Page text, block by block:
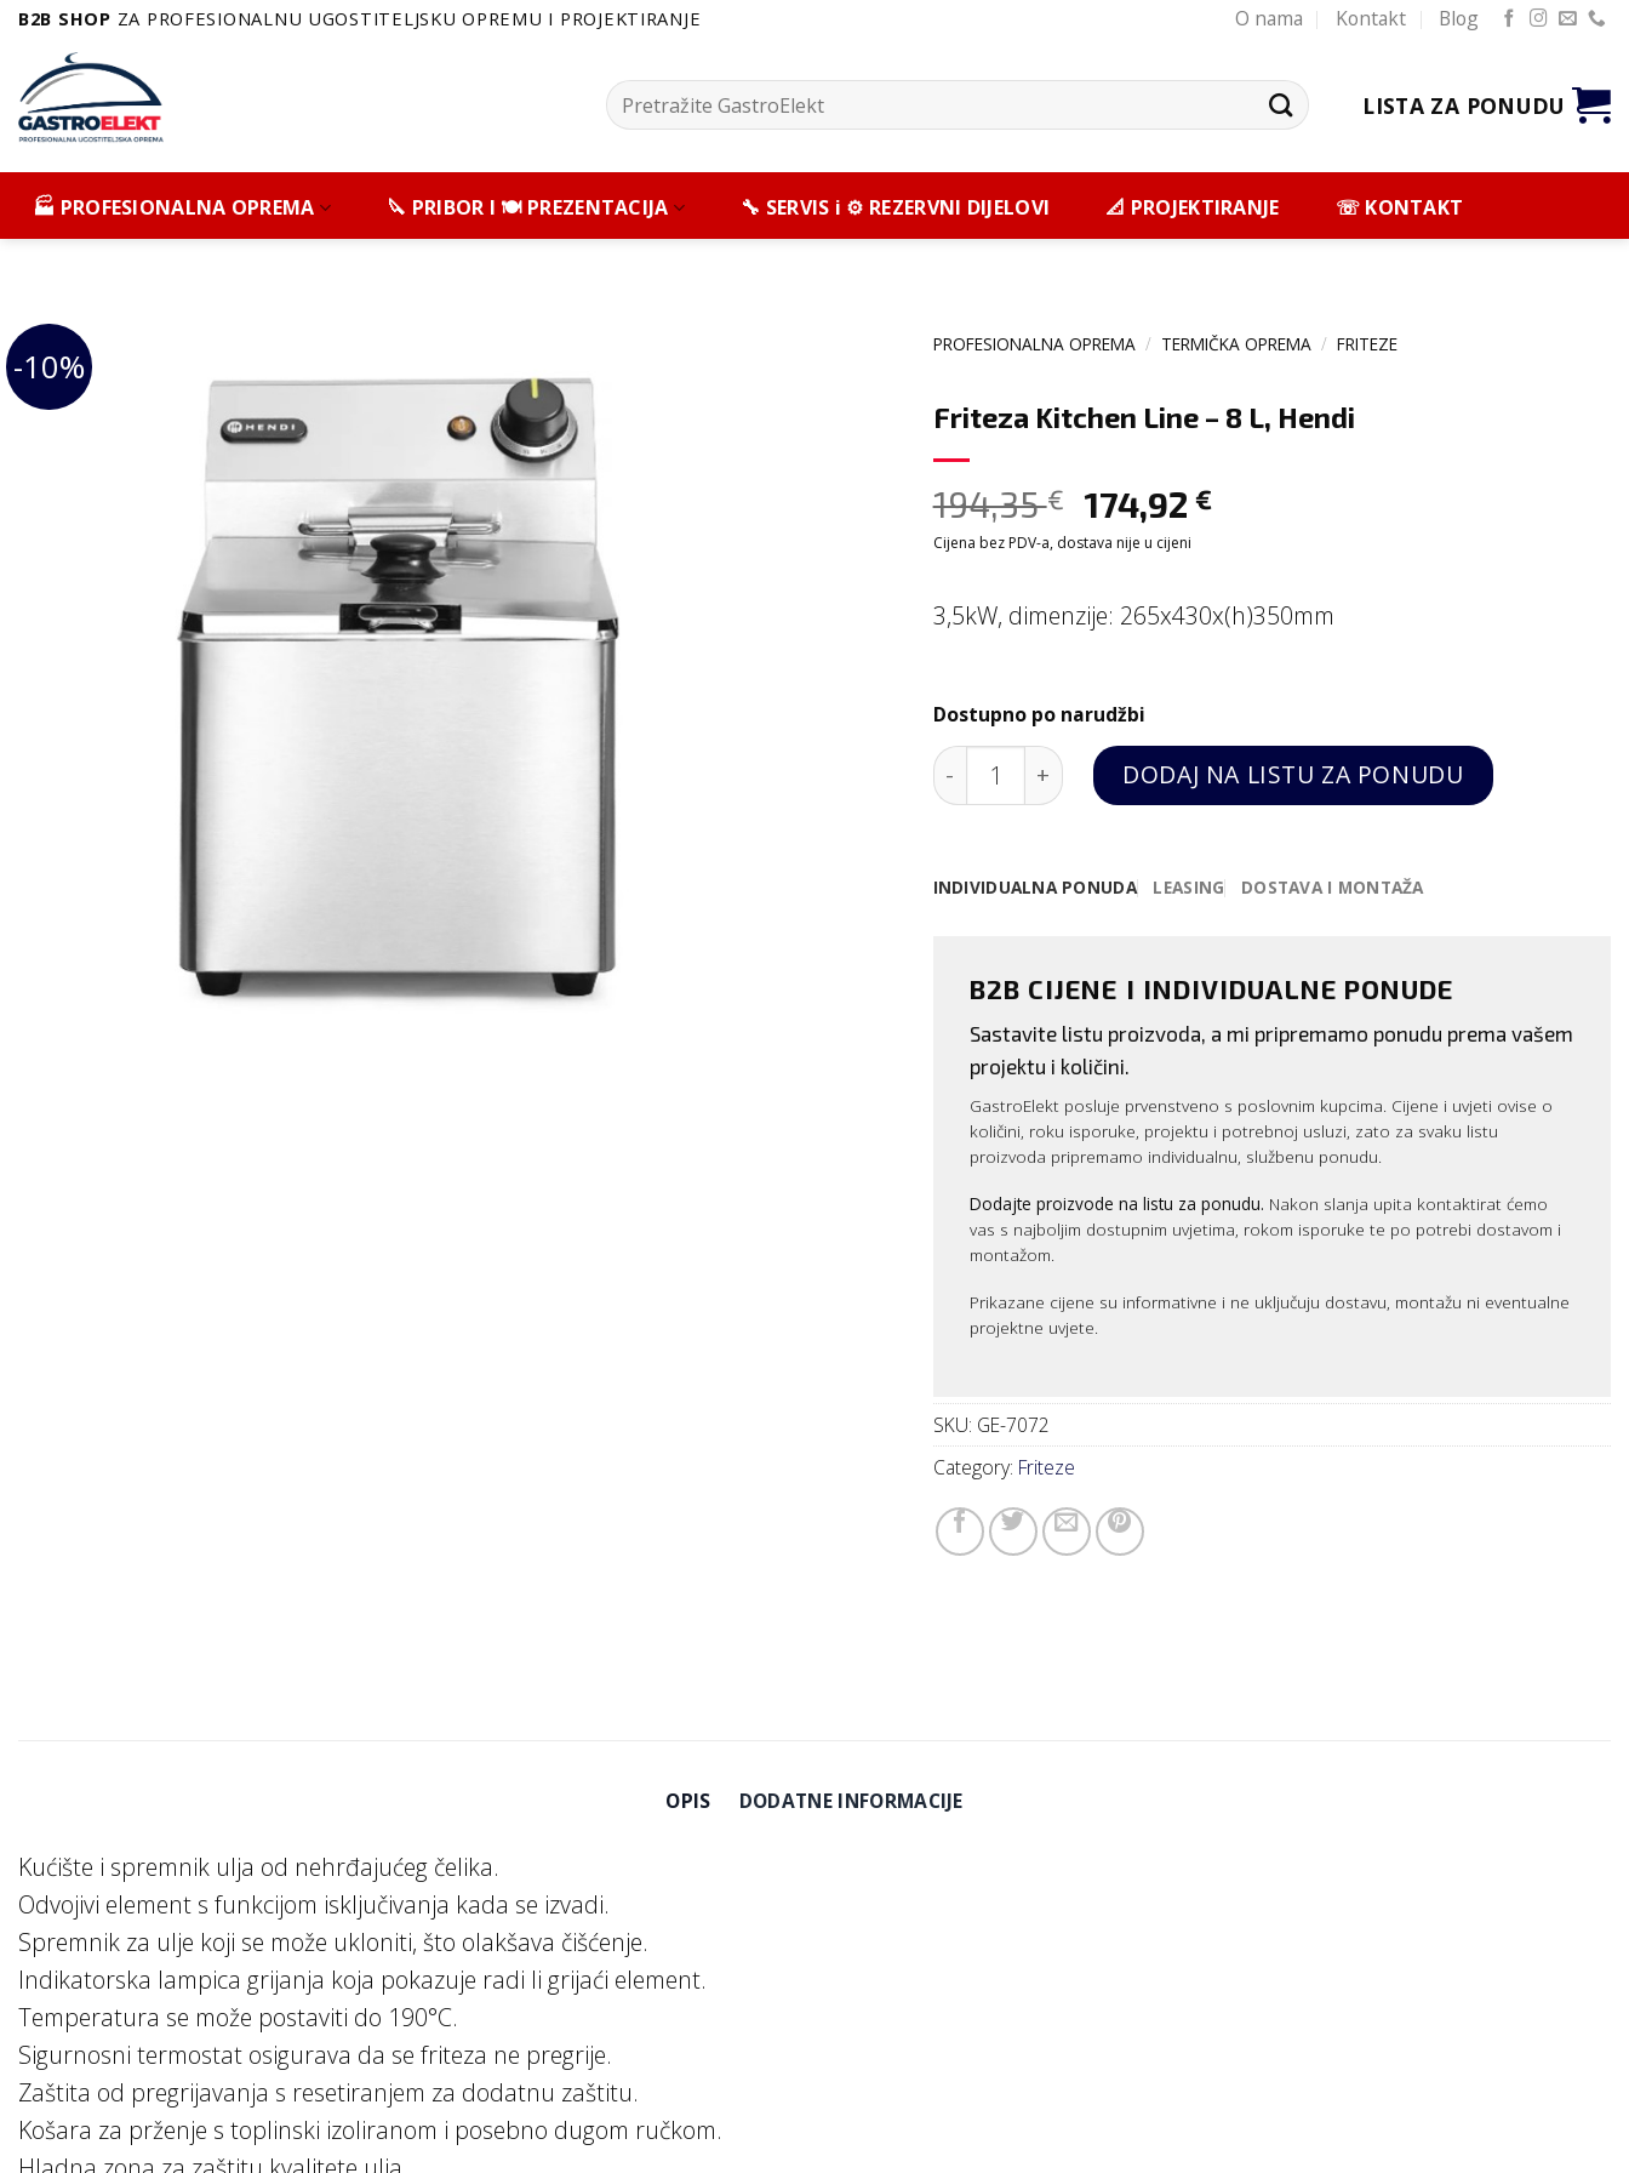
Skip
content
B2B SHOP ZA PROFESIONALNU UGOSTITELJSKU OPREMU I PROJEKTIRANJE O nama Kontakt Blog
Pretražite: LISTA ZA PONUDU
🏭 PROFESIONALNA OPREMA 🔪 PRIBOR I 🍽️ PREZENTACIJA 🔧 SERVIS i ⚙️ REZERVNI DIJELOVI 📐 PROJEKTIRANJE ☏ KONTAKT
-10%
PROFESIONALNA OPREMA / TERMIČKA OPREMA / FRITEZE
Friteza Kitchen Line – 8 L, Hendi
194,35€ 174,92€
Cijena bez PDV-a, dostava nije u cijeni
3,5kW, dimenzije: 265x430x(h)350mm
Dostupno po narudžbi
Friteza Kitchen Line - 8 L, Hendi quantity
DODAJ NA LISTU ZA PONUDU
INDIVIDUALNA PONUDA LEASING DOSTAVA I MONTAŽA
B2B CIJENE I INDIVIDUALNE PONUDE
Sastavite listu proizvoda, a mi pripremamo ponudu prema vašem
projektu i količini.
GastroElekt posluje prvenstveno s poslovnim kupcima. Cijene i uvjeti ovise o
količini, roku isporuke, projektu i potrebnoj usluzi, zato za svaku listu
proizvoda pripremamo individualnu, službenu ponudu.
Dodajte proizvode na listu za ponudu. Nakon slanja upita kontaktirat ćemo
vas s najboljim dostupnim uvjetima, rokom isporuke te po potrebi dostavom i
montažom.
Prikazane cijene su informativne i ne uključuju dostavu, montažu ni eventualne
projektne uvjete.
SKU: GE-7072
Category: Friteze
OPIS DODATNE INFORMACIJE
Kućište i spremnik ulja od nehrđajućeg čelika.
Odvojivi element s funkcijom isključivanja kada se izvadi.
Spremnik za ulje koji se može ukloniti, što olakšava čišćenje.
Indikatorska lampica grijanja koja pokazuje radi li grijaći element.
Temperatura se može postaviti do 190°C.
Sigurnosni termostat osigurava da se friteza ne pregrije.
Zaštita od pregrijavanja s resetiranjem za dodatnu zaštitu.
Košara za prženje s toplinski izoliranom i posebno dugom ručkom.